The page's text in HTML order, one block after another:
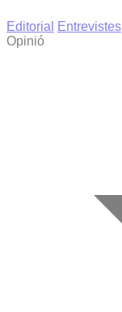
Editorial
Entrevistes
Opinió